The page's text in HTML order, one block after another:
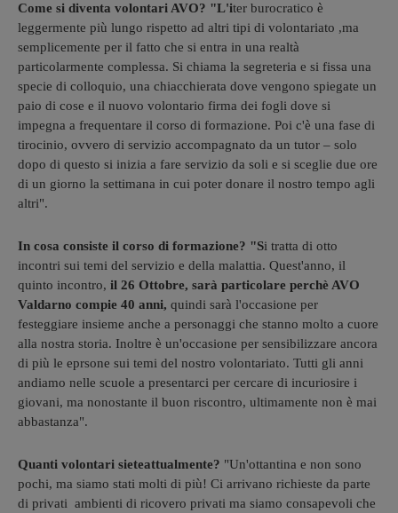
Come si diventa volontari AVO? "L'iter burocratico è
leggermente più lungo rispetto ad altri tipi di volontariato ,ma
semplicemente per il fatto che si entra in una realtà
particolarmente complessa. Si chiama la segreteria e si fissa una
specie di colloquio, una chiacchierata dove vengono spiegate un
paio di cose e il nuovo volontario firma dei fogli dove si
impegna a frequentare il corso di formazione. Poi c'è una fase di
tirocinio, ovvero di servizio accompagnato da un tutor – solo
dopo di questo si inizia a fare servizio da soli e si sceglie due ore
di un giorno la settimana in cui poter donare il nostro tempo agli
altri".
In cosa consiste il corso di formazione? "Si tratta di otto
incontri sui temi del servizio e della malattia. Quest'anno, il
quinto incontro, il 26 Ottobre, sarà particolare perchè AVO
Valdarno compie 40 anni, quindi sarà l'occasione per
festeggiare insieme anche a personaggi che stanno molto a cuore
alla nostra storia. Inoltre è un'occasione per sensibilizzare ancora
di più le eprsone sui temi del nostro volontariato. Tutti gli anni
andiamo nelle scuole a presentarci per cercare di incuriosire i
giovani, ma nonostante il buon riscontro, ultimamente non è mai
abbastanza".
Quanti volontari sieteattualmente? "Un'ottantina e non sono
pochi, ma siamo stati molti di più! Ci arrivano richieste da parte
di privati ambienti di ricovero privati ma siamo consapevoli che